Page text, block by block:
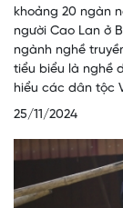
khoảng 20 ngàn
người Cao Lan ở
ngành nghề
tiểu biểu là nghề
hiểu các dân tộc
25/11/2024